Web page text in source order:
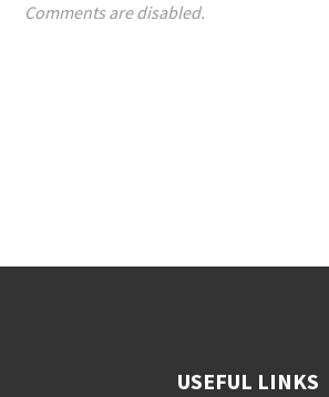
Comments are disabled.
USEFUL LINKS